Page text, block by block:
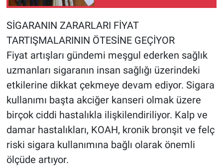
SİGARANIN ZARARLARI FİYAT
TARTIŞMALARININ ÖTESİNE GEÇİYOR
Fiyat artışları gündemi meşgul ederken sağlık
uzmanları sigaranın insan sağlığı üzerindeki
etkilerine dikkat çekmeye devam ediyor. Sigara
kullanımı başta akciğer kanseri olmak üzere
birçok ciddi hastalıkla ilişkilendiriliyor. Kalp ve
damar hastalıkları, KOAH, kronik bronşit ve felç
riski sigara kullanımına bağlı olarak önemli
ölçüde artıyor.